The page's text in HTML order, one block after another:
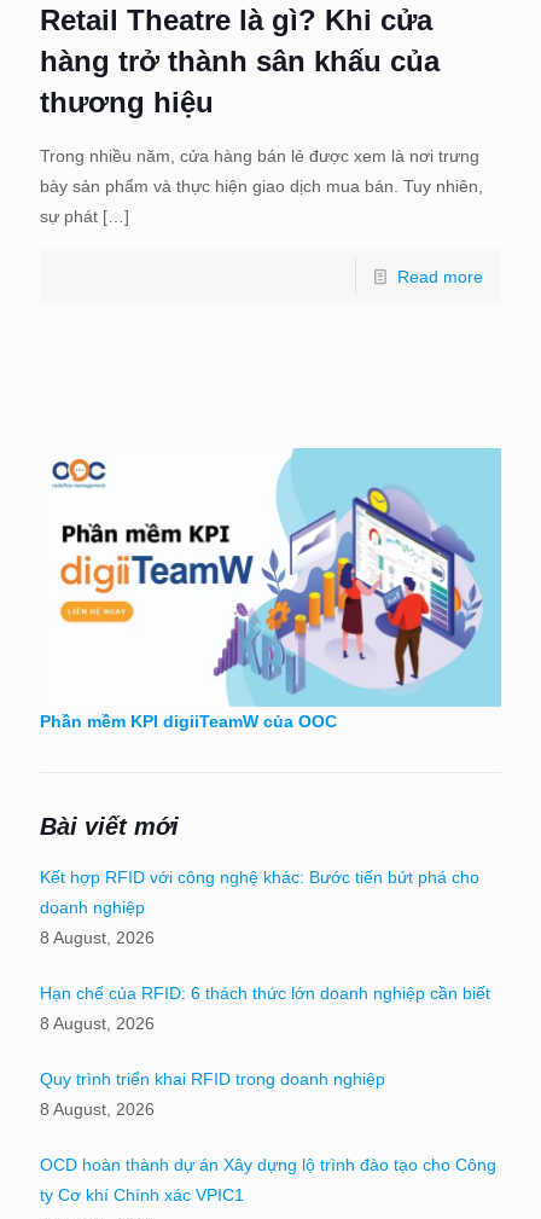
Retail Theatre là gì? Khi cửa
hàng trở thành sân khấu của
thương hiệu
Trong nhiều năm, cửa hàng bán lẻ được xem là nơi trưng
bày sản phẩm và thực hiện giao dịch mua bán. Tuy nhiên,
sự phát […]
Read more
Phần mềm KPI digiiTeamW của OOC
Bài viết mới
Kết hợp RFID với công nghệ khác: Bước tiến bứt phá cho
doanh nghiệp
8 August, 2026
Hạn chế của RFID: 6 thách thức lớn doanh nghiệp cần biết
8 August, 2026
Quy trình triển khai RFID trong doanh nghiệp
8 August, 2026
OCD hoàn thành dự án Xây dựng lộ trình đào tạo cho Công
ty Cơ khí Chính xác VPIC1